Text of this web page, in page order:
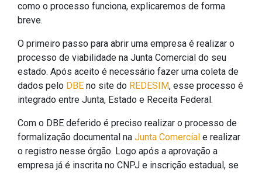
como o processo funciona, explicaremos de forma
breve.
O primeiro passo para abrir uma empresa é realizar o
processo de viabilidade na Junta Comercial do seu
estado. Após aceito é necessário fazer uma coleta de
dados pelo DBE no site do REDESIM, esse processo é
integrado entre Junta, Estado e Receita Federal.
Com o DBE deferido é preciso realizar o processo de
formalização documental na Junta Comercial e realizar
o registro nesse órgão. Logo após a aprovação a
empresa já é inscrita no CNPJ e inscrição estadual, se